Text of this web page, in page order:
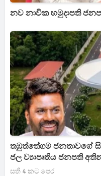
නව නාවික හමුදාපති
තඹුත්තේගම ජනතාවගේ
ජල ව්‍යාපෘතිය ජනපති
සති 4 කට පෙර